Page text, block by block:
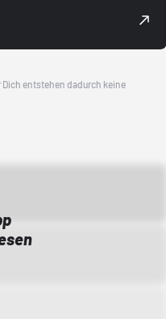
entstehen dadurch keine